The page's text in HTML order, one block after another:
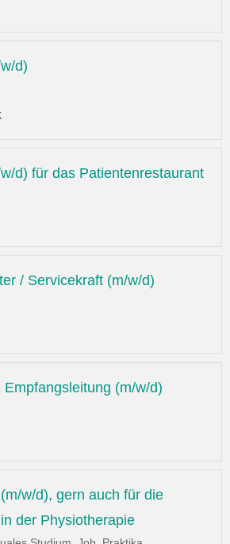
d)
d) für das Patientenrestaurant
/ Servicekraft (m/w/d)
(m/w/d)
w/d), gern auch für die
der Physiotherapie